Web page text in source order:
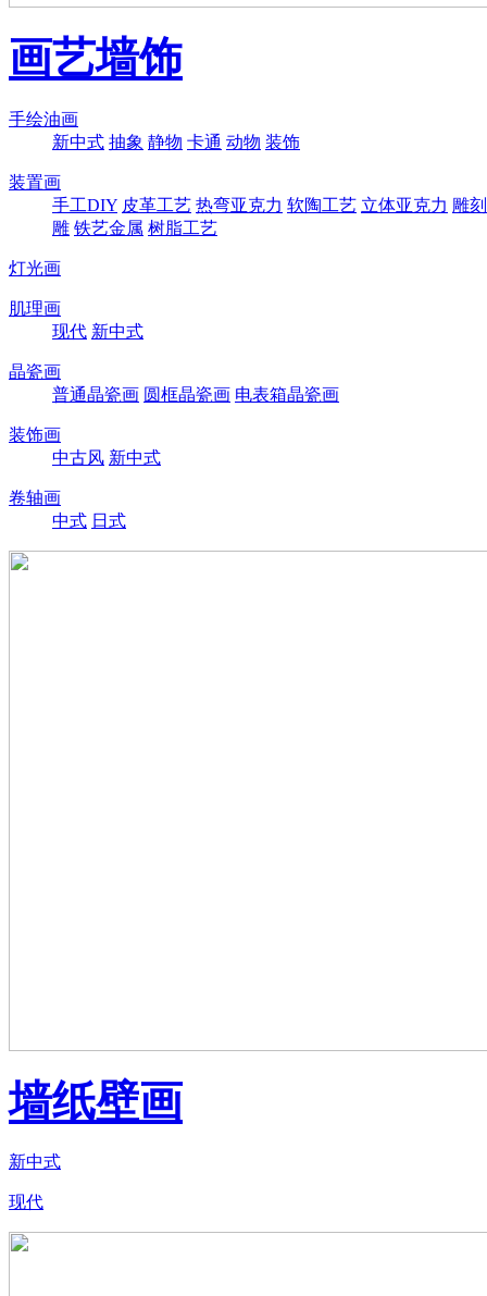
画艺墙饰
手绘油画
新中式 抽象 静物 卡通 动物 装饰
装置画
手工DIY 皮革工艺 热弯亚克力 软陶工艺 立体亚克力 雕
雕 铁艺金属 树脂工艺
灯光画
肌理画
现代 新中式
晶瓷画
普通晶瓷画 圆框晶瓷画 电表箱晶瓷画
装饰画
中古风 新中式
卷轴画
中式 日式
墙纸壁画
新中式
现代